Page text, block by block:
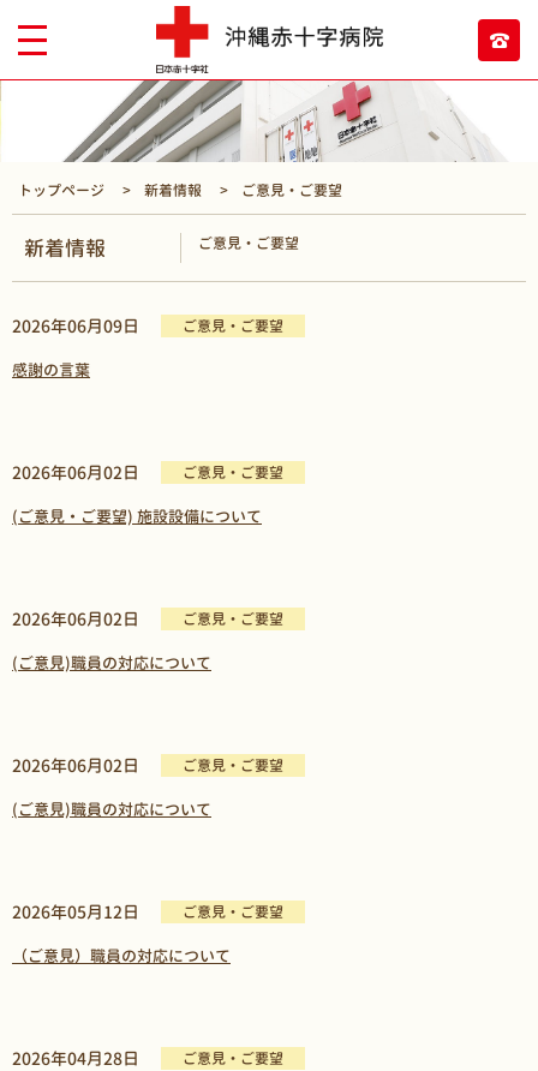
トップページ 新着情報 ご意見・ご要望
新着情報 ご意見・ご要望
2026年06月09日 ご意見・ご要望
感謝の言葉
2026年06月02日 ご意見・ご要望
(ご意見・ご要望) 施設設備について
2026年06月02日 ご意見・ご要望
(ご意見)職員の対応について
2026年06月02日 ご意見・ご要望
(ご意見)職員の対応について
2026年05月12日 ご意見・ご要望
（ご意見）職員の対応について
2026年04月28日 ご意見・ご要望